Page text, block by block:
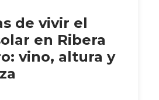
de vivir el
en Ribera
vino, altura y